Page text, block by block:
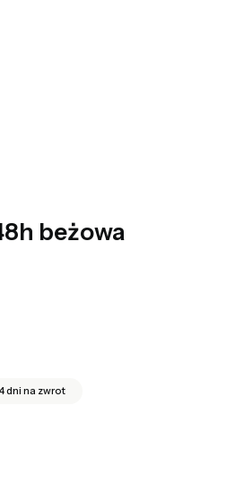
beżowa
dni na zwrot